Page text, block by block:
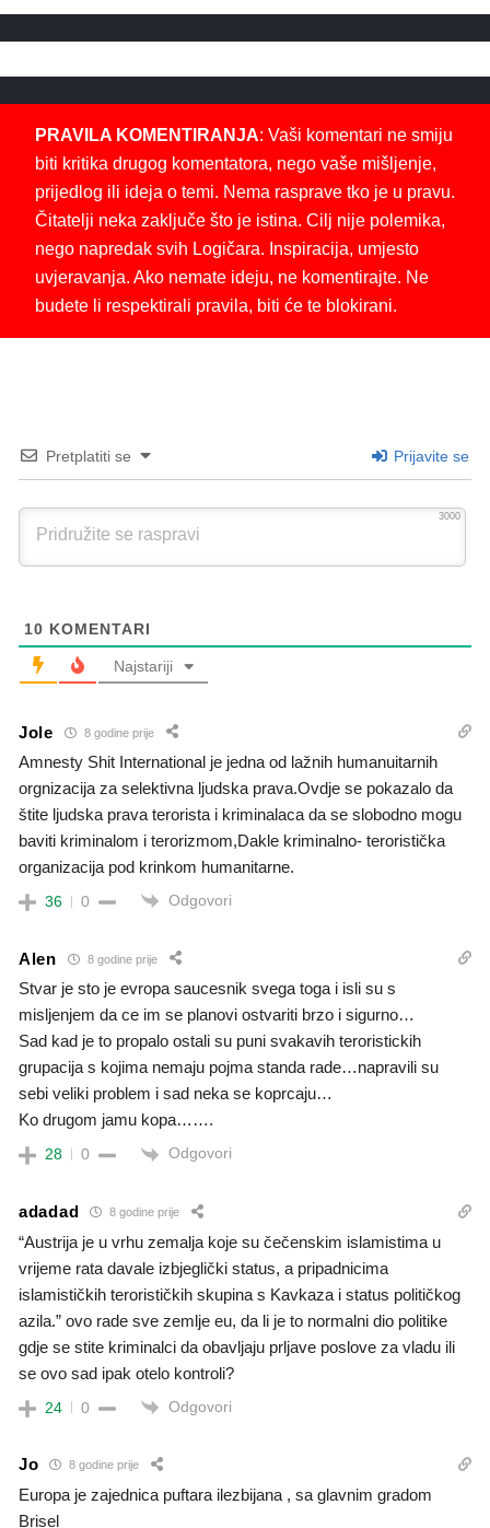
PRAVILA KOMENTIRANJA: Vaši komentari ne smiju
biti kritika drugog komentatora, nego vaše mišljenje,
prijedlog ili ideja o temi. Nema rasprave tko je u pravu.
Čitatelji neka zaključe što je istina. Cilj nije polemika,
nego napredak svih Logičara. Inspiracija, umjesto
uvjeravanja. Ako nemate ideju, ne komentirajte. Ne
budete li respektirali pravila, biti će te blokirani.
Pretplatiti se Prijavite se
3000
10 KOMENTARI
Najstariji
Jole 8 godine prije
Amnesty Shit International je jedna od lažnih humanuitarnih
orgnizacija za selektivna ljudska prava.Ovdje se pokazalo da
štite ljudska prava terorista i kriminalaca da se slobodno mogu
baviti kriminalom i terorizmom,Dakle kriminalno- teroristička
organizacija pod krinkom humanitarne.
36 0 Odgovori
Alen 8 godine prije
Stvar je sto je evropa saucesnik svega toga i isli su s
misljenjem da ce im se planovi ostvariti brzo i sigurno…
Sad kad je to propalo ostali su puni svakavih teroristickih
grupacija s kojima nemaju pojma standa rade…napravili su
sebi veliki problem i sad neka se koprcaju…
Ko drugom jamu kopa…….
28 0 Odgovori
adadad 8 godine prije
“Austrija je u vrhu zemalja koje su čečenskim islamistima u
vrijeme rata davale izbjeglički status, a pripadnicima
islamističkih terorističkih skupina s Kavkaza i status političkog
azila.” ovo rade sve zemlje eu, da li je to normalni dio politike
gdje se stite kriminalci da obavljaju prljave poslove za vladu ili
se ovo sad ipak otelo kontroli?
24 0 Odgovori
Jo 8 godine prije
Europa je zajednica puftara ilezbijana , sa glavnim gradom
Brisel